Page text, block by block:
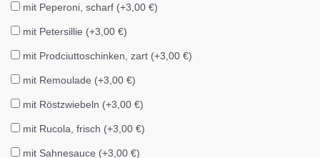
mit Peperoni, scharf (+3,00 €)
mit Petersillie (+3,00 €)
mit Prodciuttoschinken, zart (+3,00 €)
mit Remoulade (+3,00 €)
mit Röstzwiebeln (+3,00 €)
mit Rucola, frisch (+3,00 €)
mit Sahnesauce (+3,00 €)